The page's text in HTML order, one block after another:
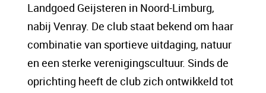
Een content hoofd tekst. Lorem ipsum dolor
sit amet, consectetur adipis cin elit. Nunc
purus libero, interdum sed blandit acp
retium facilisis turpis. Donec dictum neque
Landgoed Geijsteren in Noord-Limburg,
nabij Venray. De club staat bekend om haar
combinatie van sportieve uitdaging, natuur
en een sterke verenigingscultuur. Sinds de
oprichting heeft de club zich ontwikkeld tot